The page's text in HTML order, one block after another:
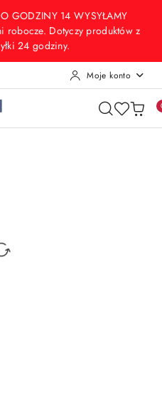
GODZINY 14 WYSYŁAMY
robocze. Dotyczy produktów z
24 godziny.
Moje konto